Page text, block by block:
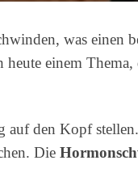
was einen
einem
den Kopf
Die